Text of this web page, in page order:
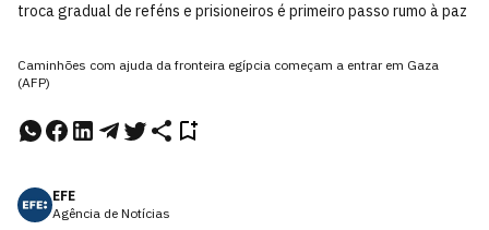
troca gradual de reféns e prisioneiros é primeiro passo rumo à paz
Caminhões com ajuda da fronteira egípcia começam a entrar em Gaza
(AFP)
EFE
Agência de Notícias